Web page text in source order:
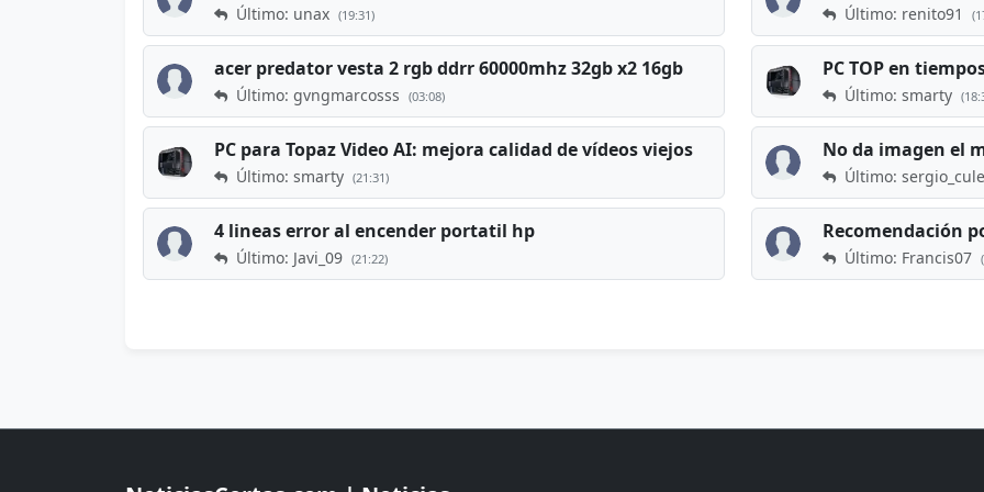
Último: unax (19:31) Último: renito91
acer predator vesta 2 rgb ddrr 60000mhz 32gb x2 16gb
Último: gvngmarcosss (03:08) Último: smarty
PC para Topaz Video AI: mejora calidad de vídeos viejos
Último: smarty (21:31)
No da imagen el
Último:
4 lineas error al encender portatil hp
Último: Javi_09 (21:22)
Recomendación
Último: Francis07